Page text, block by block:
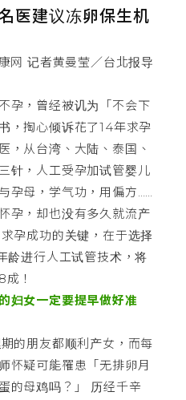
医建议冻卵保生机
网 记者黄曼莹／台北报导
孕，曾经被讥为「不会下
，掏心倾诉花了14年求孕
，从台湾、大陆、泰国、
针，人工受孕加试管婴儿
孕母，学气功，用偏方……
孕，却也没有多久就流产
孕成功的关键，在于选择
龄进行人工试管技术，将
！
妇女一定要提早做好准
的朋友都顺利产女，而每
怀疑可能罹患「无排卵月
的母鸡吗？」 历经千辛